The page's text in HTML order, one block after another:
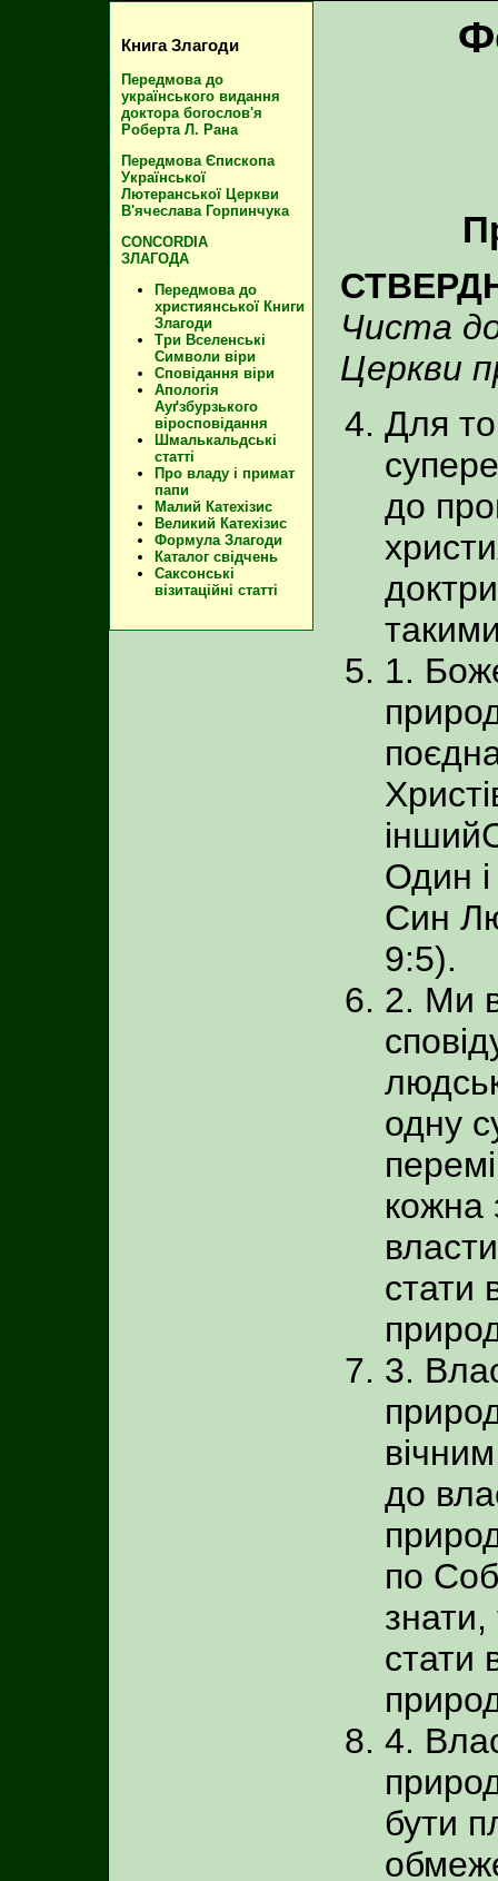
Книга Злагоди
Передмова до
українського видання
доктора богослов'я
Роберта Л. Рана
Передмова Єпископа
Української
Лютеранської Церкви
В'ячеслава Горпинчука
CONCORDIA
ЗЛАГОДА
Передмова до
християнської Книги
Злагоди
Три Вселенські
Символи віри
Сповідання віри
Апологія
Ауґзбурзького
віросповідання
Шмалькальдські
статті
Про владу і примат
папи
Малий Катехізис
Великий Катехізис
Формула Злагоди
Каталог свідчень
Саксонські
візитаційні статті
Чиста
Церкви
Для
до
1.
Один
Син
9:5).
2. Ми
одну
кожна
стати
3.
до
по
стати
4.
бути